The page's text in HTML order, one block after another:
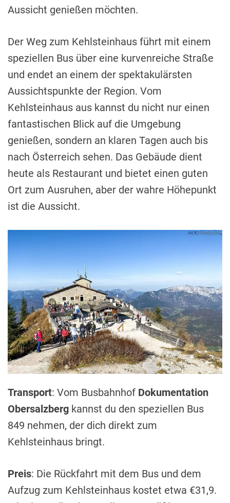
Aussicht genießen möchten.
Der Weg zum Kehlsteinhaus führt mit einem
speziellen Bus über eine kurvenreiche Straße
und endet an einem der spektakulärsten
Aussichtspunkte der Region. Vom
Kehlsteinhaus aus kannst du nicht nur einen
fantastischen Blick auf die Umgebung
genießen, sondern an klaren Tagen auch bis
nach Österreich sehen. Das Gebäude dient
heute als Restaurant und bietet einen guten
Ort zum Ausruhen, aber der wahre Höhepunkt
ist die Aussicht.
Transport: Vom Busbahnhof Dokumentation
Obersalzberg kannst du den speziellen Bus
849 nehmen, der dich direkt zum
Kehlsteinhaus bringt.
Preis: Die Rückfahrt mit dem Bus und dem
Aufzug zum Kehlsteinhaus kostet etwa €31,9.